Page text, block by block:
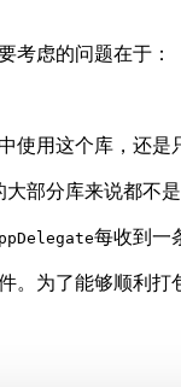
考虑的问题在于：
使用这个库，还
部分库来说都不
每收到一
。为了能够顺利